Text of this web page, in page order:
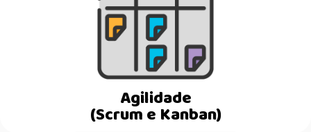
Agilidade
(Scrum e Kanban)